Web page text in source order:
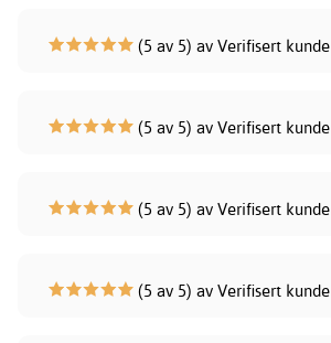
(5 av 5) av Verifisert kunde
(5 av 5) av Verifisert kunde
(5 av 5) av Verifisert kunde
(5 av 5) av Verifisert kunde